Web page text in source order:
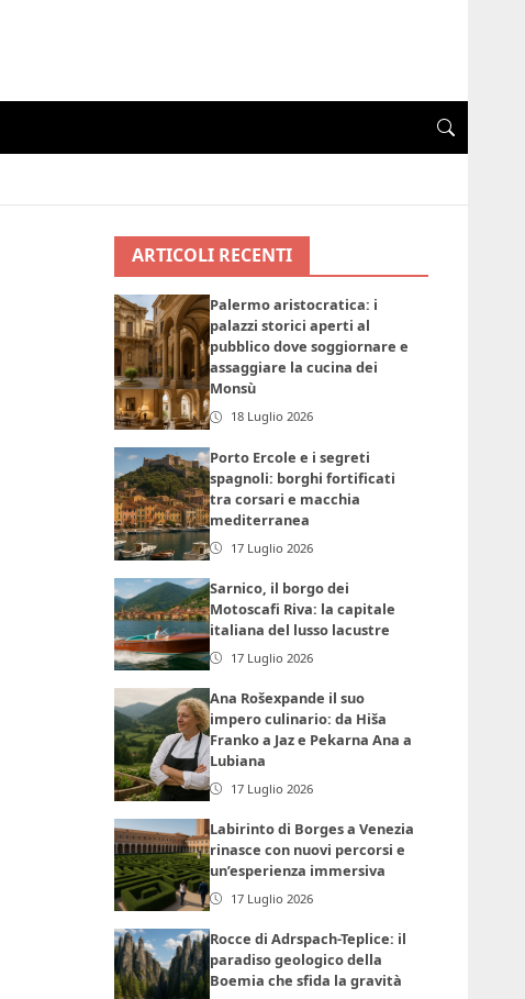
ARTICOLI RECENTI
Palermo aristocratica: i
palazzi storici aperti al
pubblico dove soggiornare e
assaggiare la cucina dei
Monsù
18 Luglio 2026
Porto Ercole e i segreti
spagnoli: borghi fortificati
tra corsari e macchia
mediterranea
17 Luglio 2026
Sarnico, il borgo dei
Motoscafi Riva: la capitale
italiana del lusso lacustre
17 Luglio 2026
Ana Rošexpande il suo
impero culinario: da Hiša
Franko a Jaz e Pekarna Ana a
Lubiana
17 Luglio 2026
Labirinto di Borges a Venezia
rinasce con nuovi percorsi e
un’esperienza immersiva
17 Luglio 2026
Rocce di Adrspach-Teplice: il
paradiso geologico della
Boemia che sfida la gravità